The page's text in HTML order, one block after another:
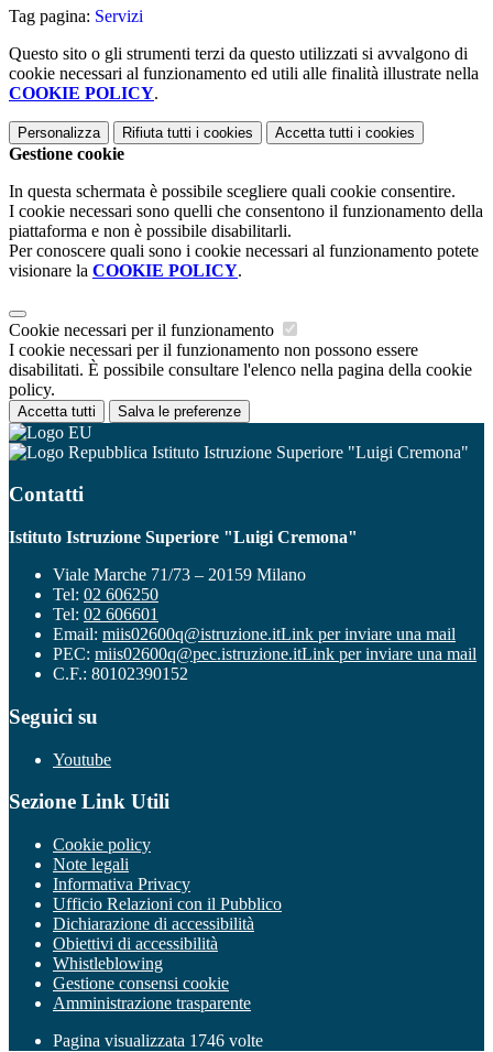
Tag pagina: Servizi
Questo sito o gli strumenti terzi da questo utilizzati si avvalgono di
cookie necessari al funzionamento ed utili alle finalità illustrate nella
COOKIE POLICY.
Personalizza Rifiuta tutti i cookies Accetta tutti i cookies
Gestione cookie
In questa schermata è possibile scegliere quali cookie consentire.
I cookie necessari sono quelli che consentono il funzionamento della
piattaforma e non è possibile disabilitarli.
Per conoscere quali sono i cookie necessari al funzionamento potete
visionare la COOKIE POLICY.
Cookie necessari per il funzionamento
I cookie necessari per il funzionamento non possono essere
disabilitati. È possibile consultare l'elenco nella pagina della cookie
policy.
Accetta tutti Salva le preferenze
Istituto Istruzione Superiore "Luigi Cremona"
Contatti
Istituto Istruzione Superiore "Luigi Cremona"
Viale Marche 71/73 – 20159 Milano
Tel: 02 606250
Tel: 02 606601
Email: miis02600q@istruzione.itLink per inviare una mail
PEC: miis02600q@pec.istruzione.itLink per inviare una mail
C.F.: 80102390152
Seguici su
Youtube
Sezione Link Utili
Cookie policy
Note legali
Informativa Privacy
Ufficio Relazioni con il Pubblico
Dichiarazione di accessibilità
Obiettivi di accessibilità
Whistleblowing
Gestione consensi cookie
Amministrazione trasparente
Pagina visualizzata 1746 volte